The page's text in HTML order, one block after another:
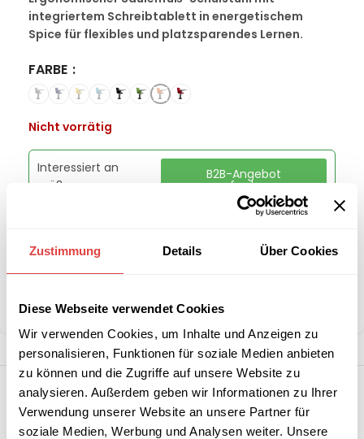
Zustimmung Details Über Cookies
Diese Webseite verwendet Cookies
Wir verwenden Cookies, um Inhalte und Anzeigen zu
personalisieren, Funktionen für soziale Medien anbieten
zu können und die Zugriffe auf unsere Website zu
analysieren. Außerdem geben wir Informationen zu Ihrer
Verwendung unserer Website an unsere Partner für
soziale Medien, Werbung und Analysen weiter. Unsere
integriertem Schreibtablett in energetischem
Spice für flexibles und platzsparendes Lernen.
FARBE
Nicht vorrätig
Interessiert an
größeren
B2B-Angebot
anfordern
Teilen: